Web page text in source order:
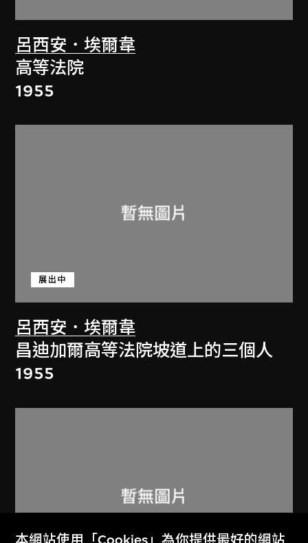
呂西安．埃爾韋
高等法院
1955
呂西安．埃爾韋
展出中
昌迪加爾高等法院坡道上的三個人
1955
本網站使用「Cookies」為你提供最好的網站